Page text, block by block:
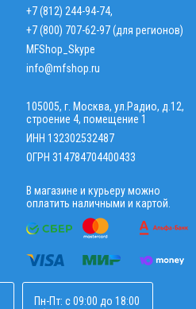
+7 (812) 244-94-74,
+7 (800) 707-62-97 (для регионов)
MFShop_Skype
info@mfshop.ru
105005, г. Москва, ул.Радио, д.12,
строение 4, помещение 1
ИНН 132302532487
ОГРН 314784704400433
В магазине и курьеру можно
оплатить наличными и картой.
Пн-Пт: с 09:00 до 18:00